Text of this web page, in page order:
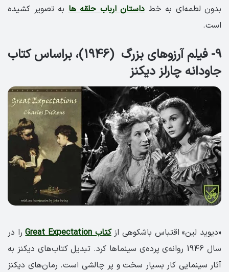
بدون لطمه‌ای به خط داستان ارباب حلقه هابه تصویر کشیده
است.
9- فیلم آرزوهای بزرگ (1946)، براساس کتاب
جاودانه چارلز دیکنز
«دیوید لین» اقتباس باشکوهی ازکتاب Great Expectation
را در
سال 1946 روانه‌ی پرده‌ی سینماها کرد. تبدیل کتاب‌های دیکنز به
آثار سینمایی کار بسیار سخت و پر چالشی است. رمان‌های دیکنز